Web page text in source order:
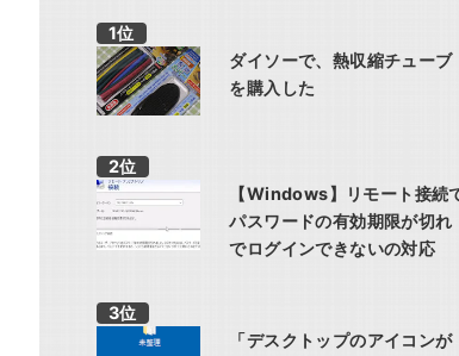
ダイソーで、熱収縮チューブ
を購入した
【Windows】リモート接続
パスワードの有効期限が切れ
でログインできないの対応
「デスクトップのアイコンが